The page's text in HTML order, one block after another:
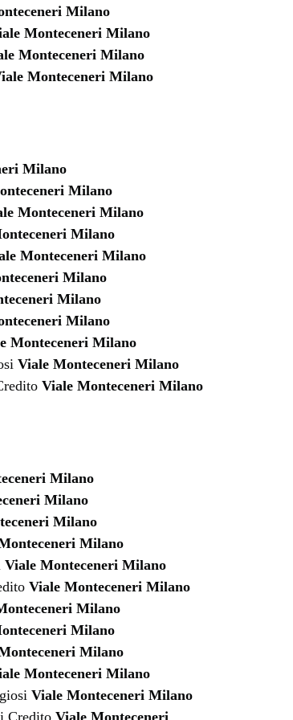
Milano
Monteceneri Milano
Monteceneri Milano
Monteceneri Milano
Milano
Milano
Monteceneri Milano
Milano
Monteceneri Milano
Milano
Milano
Milano
Monteceneri Milano
Viale Monteceneri Milano
Viale Monteceneri Milano
Milano
Milano
Milano
Milano
Viale Monteceneri Milano
Viale Monteceneri Milano
Milano
Milano
Milano
Monteceneri Milano
Viale Monteceneri Milano
Credito Viale Monteceneri